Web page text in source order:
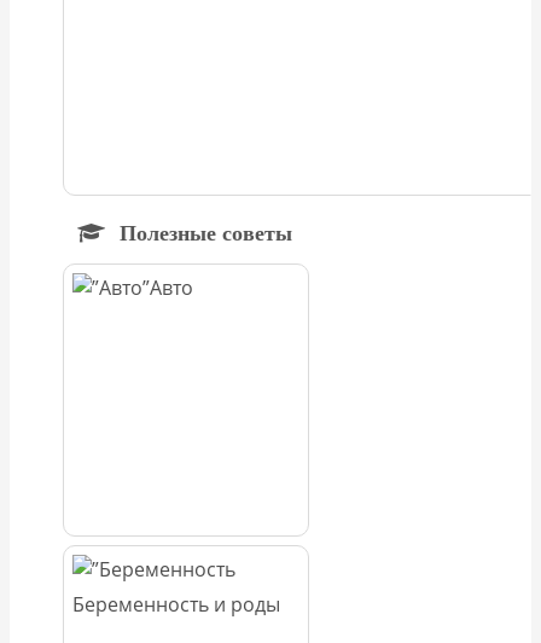
Полезные советы
Авто
Беременность и роды